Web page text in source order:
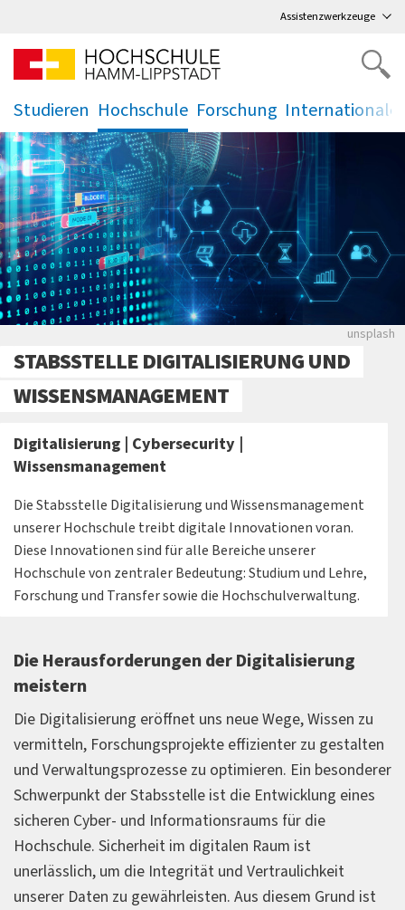
Assistenzwerkzeuge
Studieren
.
Hochschule
.
Forschung
. .
Links
unsplash
STABSSTELLE DIGITALISIERUNG UND
WISSENSMANAGEMENT
Digitalisierung | Cybersecurity |
Wissensmanagement
Die Stabsstelle Digitalisierung und Wissensmanagement
unserer Hochschule treibt digitale Innovationen voran.
Diese Innovationen sind für alle Bereiche unserer
Hochschule von zentraler Bedeutung: Studium und Lehre,
Forschung und Transfer sowie die Hochschulverwaltung.
Die Herausforderungen der Digitalisierung
meistern
Die Digitalisierung eröffnet uns neue Wege, Wissen zu
vermitteln, Forschungsprojekte effizienter zu gestalten
und Verwaltungsprozesse zu optimieren. Ein besonderer
Schwerpunkt der Stabsstelle ist die Entwicklung eines
sicheren Cyber- und Informationsraums für die
Hochschule. Sicherheit im digitalen Raum ist
unerlässlich, um die Integrität und Vertraulichkeit
unserer Daten zu gewährleisten. Aus diesem Grund ist